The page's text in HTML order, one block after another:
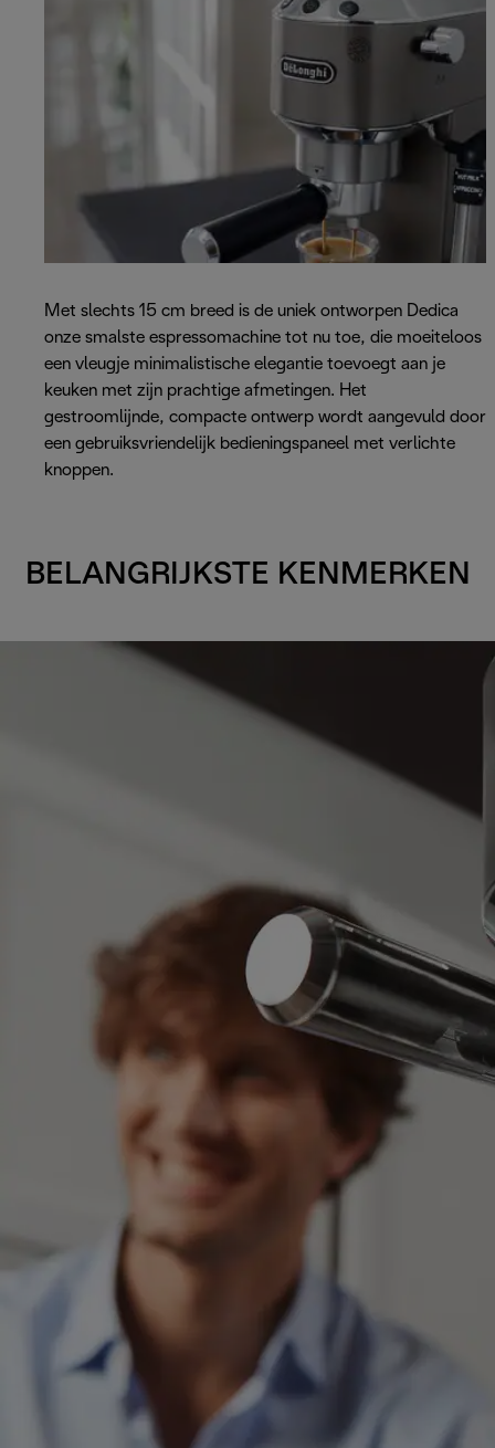
Met slechts 15 cm breed is de uniek ontworpen Dedica
onze smalste espressomachine tot nu toe, die moeiteloos
een vleugje minimalistische elegantie toevoegt aan je
keuken met zijn prachtige afmetingen. Het
gestroomlijnde, compacte ontwerp wordt aangevuld door
een gebruiksvriendelijk bedieningspaneel met verlichte
knoppen.
BELANGRIJKSTE KENMERKEN